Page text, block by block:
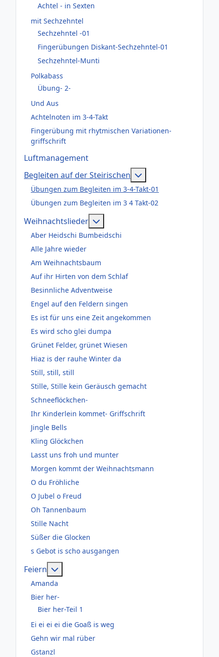
Achtel - in Sexten
mit Sechzehntel
Sechzehntel -01
Fingerübungen Diskant-Sechzehntel-01
Sechzehntel-Munti
Polkabass
Übung- 2-
Und Aus
Achtelnoten im 3-4-Takt
Fingerübung mit rhytmischen Variationen-
griffschrift
Luftmanagement
Begleiten auf der Steirischen
Übungen zum Begleiten im 3-4-Takt-01
Übungen zum Begleiten im 3 4 Takt-02
Weihnachtslieder
Aber Heidschi Bumbeidschi
Alle Jahre wieder
Am Weihnachtsbaum
Auf ihr Hirten von dem Schlaf
Besinnliche Adventweise
Engel auf den Feldern singen
Es ist für uns eine Zeit angekommen
Es wird scho glei dumpa
Grünet Felder, grünet Wiesen
Hiaz is der rauhe Winter da
Still, still, still
Stille, Stille kein Geräusch gemacht
Schneeflöckchen-
Ihr Kinderlein kommet- Griffschrift
Jingle Bells
Kling Glöckchen
Lasst uns froh und munter
Morgen kommt der Weihnachtsmann
O du Fröhliche
O Jubel o Freud
Oh Tannenbaum
Stille Nacht
Süßer die Glocken
s Gebot is scho ausgangen
Feiern
Amanda
Bier her-
Bier her-Teil 1
Ei ei ei ei die Goaß is weg
Gehn wir mal rüber
Gstanzl